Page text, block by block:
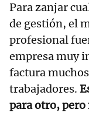
Para zanjar
de gestión, el
profesional
empresa muy
factura
trabajadores.
para otro,